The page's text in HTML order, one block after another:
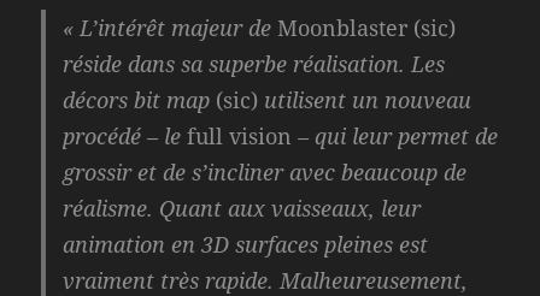
« L’intérêt majeur deMoonblaster (sic)
réside dans sa superbe réalisation. Les
décors bit map (sic) utilisent un nouveau
procédé – lefull vision – qui leur permet de
grossir et de s’incliner avec beaucoup de
réalisme. Quant aux vaisseaux, leur
animation en 3D surfaces pleines est
vraiment très rapide. Malheureusement,